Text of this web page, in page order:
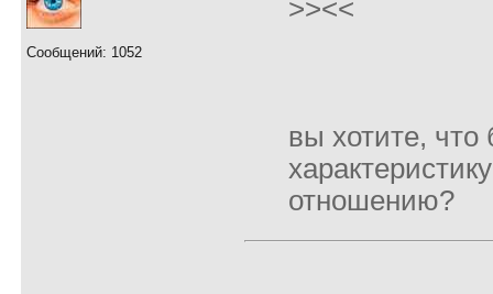
Сообщений: 1052
>><<
вы хотите,
отношению?